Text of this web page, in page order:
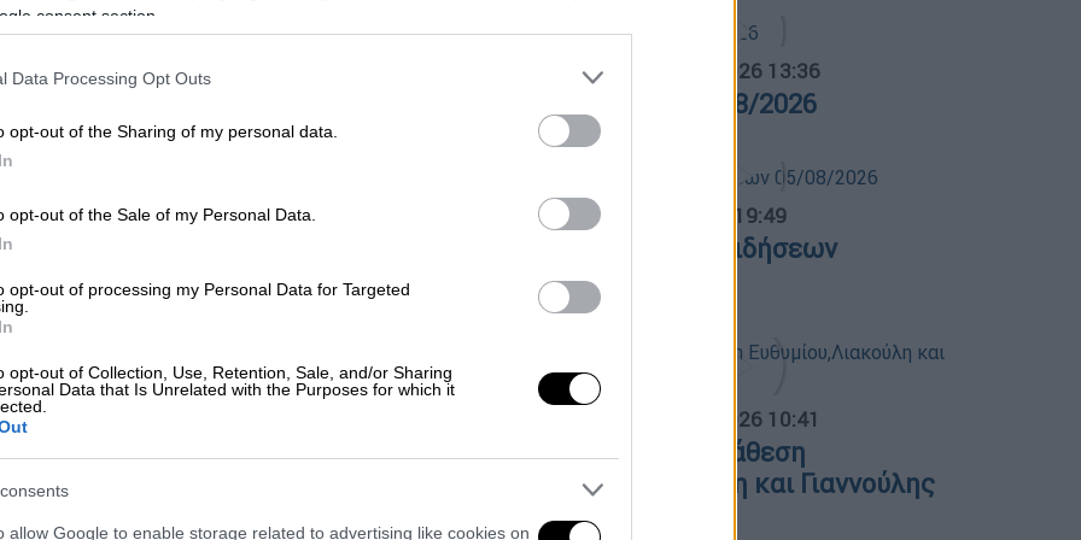
consent section.
Data Processing Opt Outs
opt-out of the Sharing of my personal data.
opt-out of the Sale of my Personal Data.
opt-out of processing my Personal Data for Targeted
opt-out of Collection, Use, Retention, Sale, and/or Sharing
Data that Is Unrelated with the Purposes for which it
allow Google to enable storage related to advertising like cookies on
πρωταγωνιστριών
Πολιτισμός 10.07.2026 13:20
ευρώ για τη δημιουργία του
σύμβαση δωρεάς για τη δημιουργία
από τον υπουργό Εθνικής Άμυνας
Νίκο Δένδια και την υπουργό
Πολιτισμός
Λίνα Μενδώνη: «Η επιστροφή των
Ώρα Ελλάδος... 05.08.2026 13:36
Ώρα Ελλάδος 05/08/2026
Κεντρικό... 05.08.2026 19:49
Κεντρικό δελτίο ειδήσεων
05/08/2026
05.08.2026 10:41
Πολιτική αντιπαράθεση
Ευθυμίου,Λιακούλη και Γιαννούλης